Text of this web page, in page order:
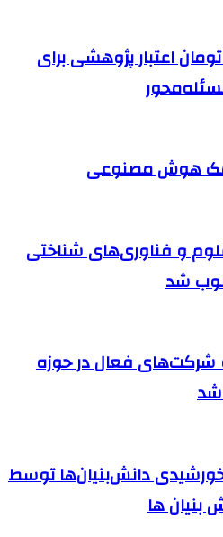
تومان اعتبار پژوهشی برای
کمک هوش مصنوعی
و فناوری‌های شناختی
شد
شرکت‌های فعال در حوزه
شد
دانش‌بنیان‌ها توسط
ها